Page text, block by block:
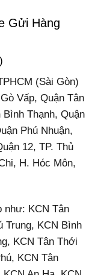
Gửi Hàng
(Sài Gòn)
Vấp, Quận Tân
Bình Thạnh, Quận
Phú Nhuận,
12, TP. Thủ
H. Hóc Môn,
như: KCN Tân
Trung, KCN Bình
KCN Tân Thới
KCN Tân